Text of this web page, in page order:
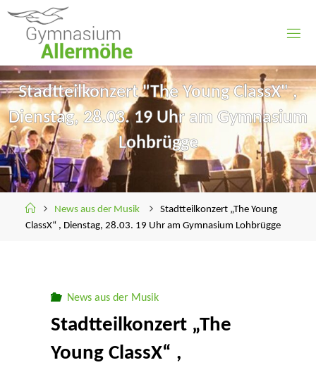
content
Stadtteilkonzert "The Young ClassX" ,
Dienstag, 28.03. 19 Uhr am Gymnasium
Lohbrügge
HomeNews aus der Musik
Stadtteilkonzert „The Young
ClassX“ , Dienstag, 28.03. 19 Uhr am Gymnasium Lohbrügge
News aus der Musik
Stadtteilkonzert „The
Young ClassX“ ,